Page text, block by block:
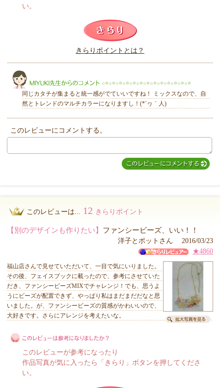
このレビューは参考になりましたか？
い。
きらりポイントとは？
同じカタチが集まると統一感がでていいですね！ ミックスなので、自
然とトレンドのマルチカラーになりますし！(*´ヮ｀人)
このレビューにコメントする。
このレビューは... 12 きらりポイント
【別のデザインも作りたい】 ファンシービーズ、いい！！
洋子とポットさん 2016/03/23
★4860
福山店さんで見せていただいて、一目で気にいりました。
その後、フェイスブックに載ったので、参考にさせていた
だき、ファンシービーズMIXでチャレンジ！でも、思うよ
うにビーズが配置できず、やっぱり私はまだまだだなと思
いました。が、ファンシービーズの質感がかわいいので、
大好きです。さらにアレンジを考えたいな。
このレビューが参考になったり
作品写真が気に入ったら「きらり」ボタンを押してくださ
い。